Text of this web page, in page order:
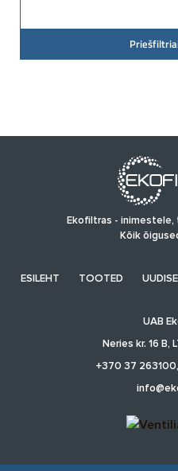
Ekofiltras -
Kõik
ESILEHT TOOTED
UAB
Neries kr. 16 B,
+370 37